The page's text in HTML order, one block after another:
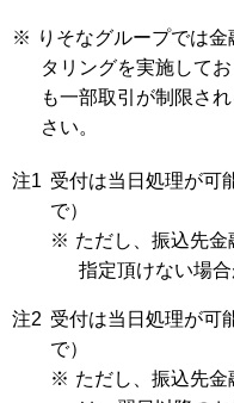
※ りそなグループでは
タリングを実施して
も一部取引が制限さ
さい。
注1 受付は当日処理が可
で）
※ ただし、振込先
指定頂けない場合
注2 受付は当日処理が可
で）
※ ただし、振込先